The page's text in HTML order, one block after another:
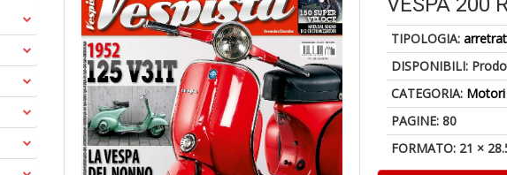
TIPOLOGIA:
DISPONIBILI:
CATEGORIA:
PAGINE: 80
FORMATO: 21 ×